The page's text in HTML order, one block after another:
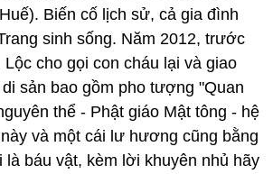
Biến cố lịch sử, cả gia đình
sinh sống. Năm 2012, trước
Lộc cho gọi con cháu lại và giao
sản bao gồm pho tượng "Quan
thể - Phật giáo Mật tông - hệ
và một cái lư hương cũng bằng
là báu vật, kèm lời khuyên nhủ hãy